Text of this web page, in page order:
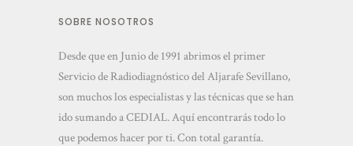
SOBRE NOSOTROS
Desde que en Junio de 1991 abrimos el primer
Servicio de Radiodiagnóstico del Aljarafe Sevillano,
son muchos los especialistas y las técnicas que se han
ido sumando a CEDIAL. Aquí encontrarás todo lo
que podemos hacer por ti. Con total garantía.